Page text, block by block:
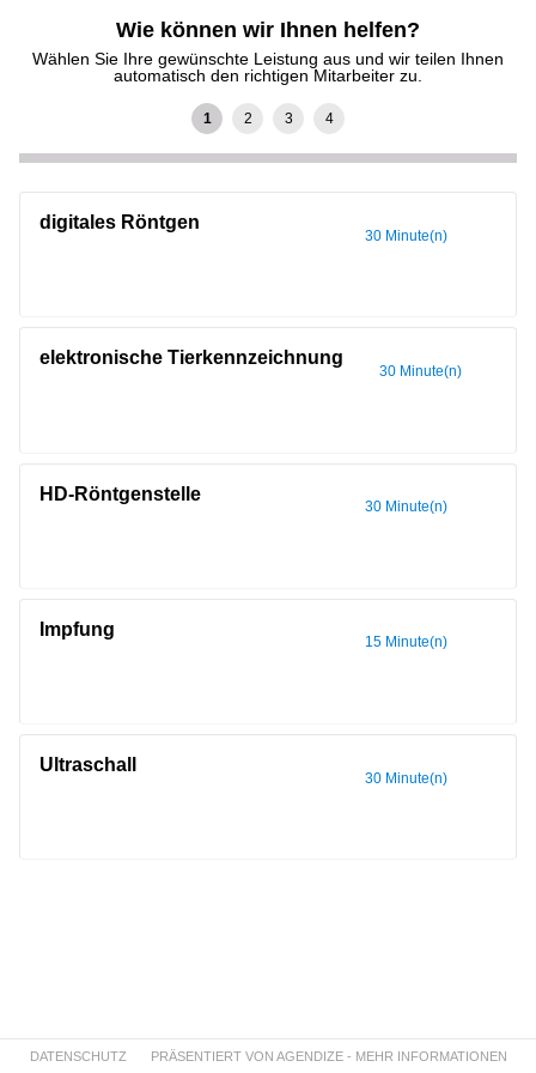
Wie können wir Ihnen helfen?
Wählen Sie Ihre gewünschte Leistung aus und wir teilen Ihnen
automatisch den richtigen Mitarbeiter zu.
digitales Röntgen
30 Minute(n)
elektronische Tierkennzeichnung
30 Minute(n)
HD-Röntgenstelle
30 Minute(n)
Impfung
15 Minute(n)
Ultraschall
30 Minute(n)
DATENSCHUTZ PRÄSENTIERT VON AGENDIZE - MEHR INFORMATIONEN